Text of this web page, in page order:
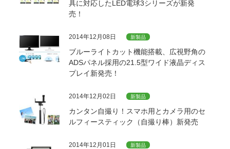
具に対応したLED電球3シリーズが新発
売！
2014年12月08日 新製品
ブルーライトカット機能搭載、広視野角の
ADSパネル採用の21.5型ワイド液晶ディス
プレイ新発売！
2014年12月02日 新製品
カンタン自撮り！スマホ用とカメラ用のセ
ルフィースティック（自撮り棒）新発売
2014年12月01日 新製品